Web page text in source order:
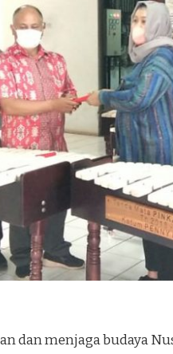
dan menjaga budaya